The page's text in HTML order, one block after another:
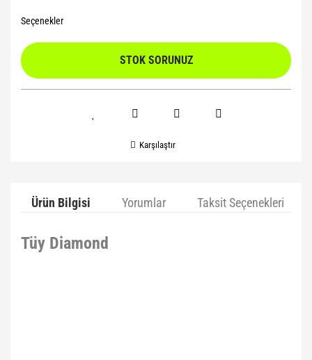
Seçenekler
STOK SORUNUZ
Karşılaştır
Ürün Bilgisi Yorumlar Taksit Seçenekleri
Tüy Diamond